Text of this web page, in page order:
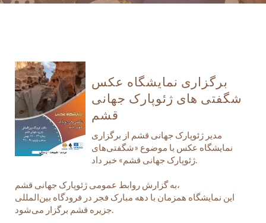
برگزاری نمایشگاه عکس
شگفتی های ژئوپارک جهانی
قشم
مدیر ژئوپارک جهانی قشم از برگزاری
نمایشگاه عکس با موضوع «شگفتی‌های
ژئوپارک جهانی قشم» خبر داد.
به گزارش روابط عمومی ژئوپارک جهانی قشم،
این نمایشگاه همزمان با دهه مبارک فجر در فرودگاه بین‌المللی
جزیره قشم برگزار می‌شود.